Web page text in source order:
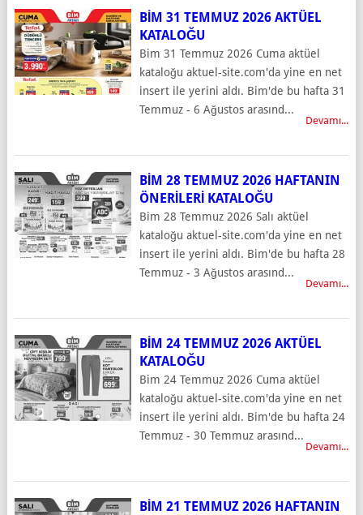
BIM 31 TEMMUZ 2026 AKTÜEL
KATALOĞU
Bim 31 Temmuz 2026 Cuma aktüel
kataloğu aktuel-site.com'da yine en net
insert ile yerini aldı. Bim'de bu hafta 31
Temmuz - 6 Ağustos arasınd...
Devamı...
BIM 28 TEMMUZ 2026 HAFTANIN
ÖNERILERI KATALOĞU
Bim 28 Temmuz 2026 Salı aktüel
kataloğu aktuel-site.com'da yine en net
insert ile yerini aldı. Bim'de bu hafta 28
Temmuz - 3 Ağustos arasınd...
Devamı...
BIM 24 TEMMUZ 2026 AKTÜEL
KATALOĞU
Bim 24 Temmuz 2026 Cuma aktüel
kataloğu aktuel-site.com'da yine en net
insert ile yerini aldı. Bim'de bu hafta 24
Temmuz - 30 Temmuz arasınd...
Devamı...
BIM 21 TEMMUZ 2026 HAFTANIN